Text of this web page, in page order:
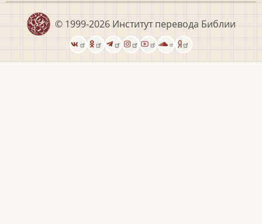
menu
© 1999-2026 Институт перевода Библии